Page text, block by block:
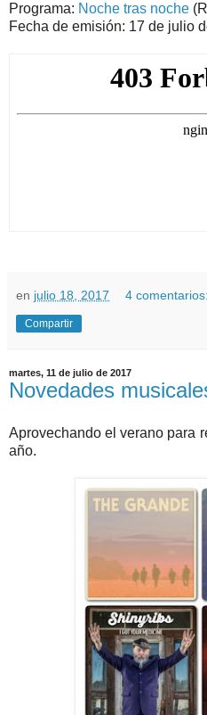
Programa: Noche tras noche
Fecha de emisión: 17 de julio
en julio 18, 2017 4 comentarios:
Compartir
martes, 11 de julio de 2017
Novedades
Aprovechando el verano para
año.